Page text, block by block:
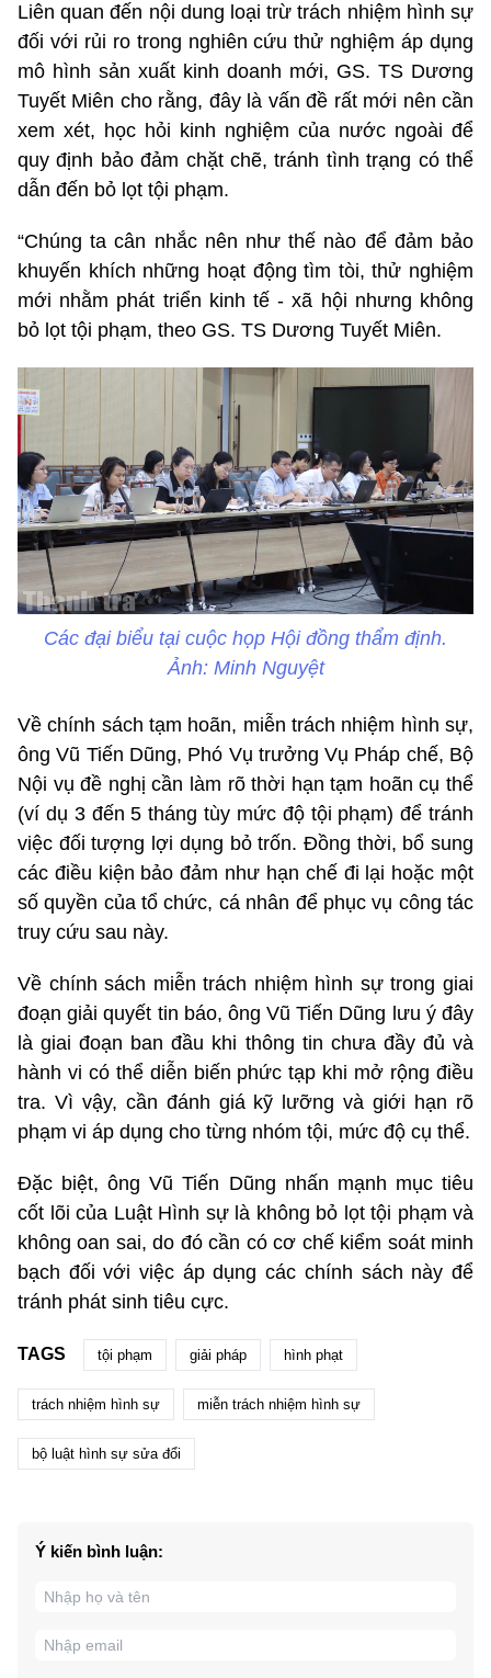
Liên quan đến nội dung loại trừ trách nhiệm hình sự
đối với rủi ro trong nghiên cứu thử nghiệm áp dụng
mô hình sản xuất kinh doanh mới, GS. TS Dương
Tuyết Miên cho rằng, đây là vấn đề rất mới nên cần
xem xét, học hỏi kinh nghiệm của nước ngoài để
quy định bảo đảm chặt chẽ, tránh tình trạng có thể
dẫn đến bỏ lọt tội phạm.
“Chúng ta cân nhắc nên như thế nào để đảm bảo
khuyến khích những hoạt động tìm tòi, thử nghiệm
mới nhằm phát triển kinh tế - xã hội nhưng không
bỏ lọt tội phạm, theo GS. TS Dương Tuyết Miên.
Các đại biểu tại cuộc họp Hội đồng thẩm định.
Ảnh: Minh Nguyệt
Về chính sách tạm hoãn, miễn trách nhiệm hình sự,
ông Vũ Tiến Dũng, Phó Vụ trưởng Vụ Pháp chế, Bộ
Nội vụ đề nghị cần làm rõ thời hạn tạm hoãn cụ thể
(ví dụ 3 đến 5 tháng tùy mức độ tội phạm) để tránh
việc đối tượng lợi dụng bỏ trốn. Đồng thời, bổ sung
các điều kiện bảo đảm như hạn chế đi lại hoặc một
số quyền của tổ chức, cá nhân để phục vụ công tác
truy cứu sau này.
Về chính sách miễn trách nhiệm hình sự trong giai
đoạn giải quyết tin báo, ông Vũ Tiến Dũng lưu ý đây
là giai đoạn ban đầu khi thông tin chưa đầy đủ và
hành vi có thể diễn biến phức tạp khi mở rộng điều
tra. Vì vậy, cần đánh giá kỹ lưỡng và giới hạn rõ
phạm vi áp dụng cho từng nhóm tội, mức độ cụ thể.
Đặc biệt, ông Vũ Tiến Dũng nhấn mạnh mục tiêu
cốt lõi của Luật Hình sự là không bỏ lọt tội phạm và
không oan sai, do đó cần có cơ chế kiểm soát minh
bạch đối với việc áp dụng các chính sách này để
tránh phát sinh tiêu cực.
TAGS tội phạm giải pháp hình phạt
trách nhiệm hình sự miễn trách nhiệm hình sự
bộ luật hình sự sửa đổi
Ý kiến bình luận: